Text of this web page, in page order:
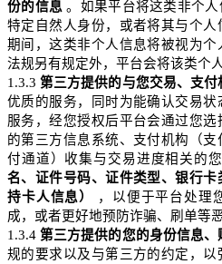
份的信息 。如果平台将这类非个
特定自然人身份，或者将其与个
期间，这类非个人信息将被视为
法规另有规定外，平台会将该类个
1.3.3 第三方提供的与您交易、支付
优质的服务，同时为能确认交易
服务，经您授权后平台会通过您选
的第三方信息系统、支付机构（
付通道）收集与交易进度相关的
名、证件号码、证件类型、银行卡
持卡人信息）
，以便于平台处理
成，或者更好地预防诈骗、刷单等
1.3.4 第三方提供的您的身份信息、
规的要求以及与第三方的约定，以